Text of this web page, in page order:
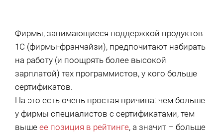
Фирмы, занимающиеся поддержкой продуктов
1С (фирмы-франчайзи), предпочитают набирать
на работу (и поощрять более высокой
зарплатой) тех программистов, у кого больше
сертификатов.
На это есть очень простая причина: чем больше
у фирмы специалистов с сертификатами, тем
выше ее позиция в рейтинге, а значит – больше